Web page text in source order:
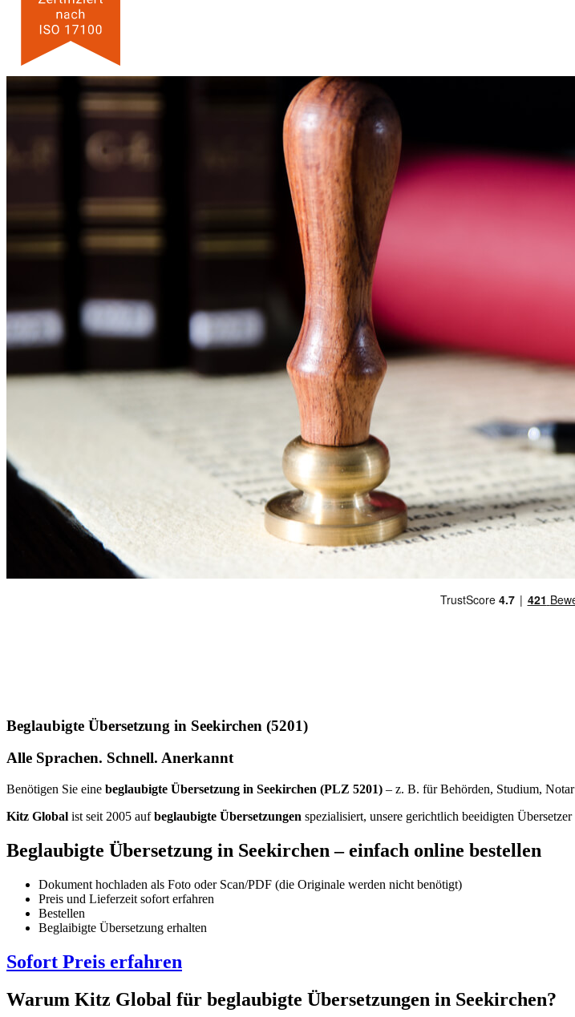
Beglaubigte Übersetzung in Seekirchen (5201)
Alle Sprachen. Schnell. Anerkannt
Benötigen Sie eine beglaubigte Übersetzung in Seekirchen (PLZ 5201) – z. B. für Behörden, Studium,
Kitz Global ist seit 2005 aufbeglaubigte Übersetzungen spezialisiert, unsere gerichtlich beeidigten
Beglaubigte Übersetzung in Seekirchen – einfach online bestellen
Dokument hochladen als Foto oder Scan/PDF (die Originale werden nicht benötigt)
Preis und Lieferzeit sofort erfahren
Bestellen
Beglaibigte Übersetzung erhalten
Sofort Preis erfahren
Warum Kitz Global für beglaubigte Übersetzungen in Seekirchen?